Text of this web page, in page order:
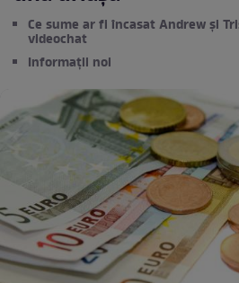
Ce sume ar fi încasat Andrew și
videochat
Informații noi